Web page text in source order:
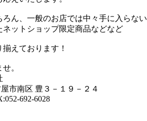
ん、一般のお店では中々手に入らない
ットショップ限定商品などなど
えております！
。
市南区 豊３－１９－２４
692-6028